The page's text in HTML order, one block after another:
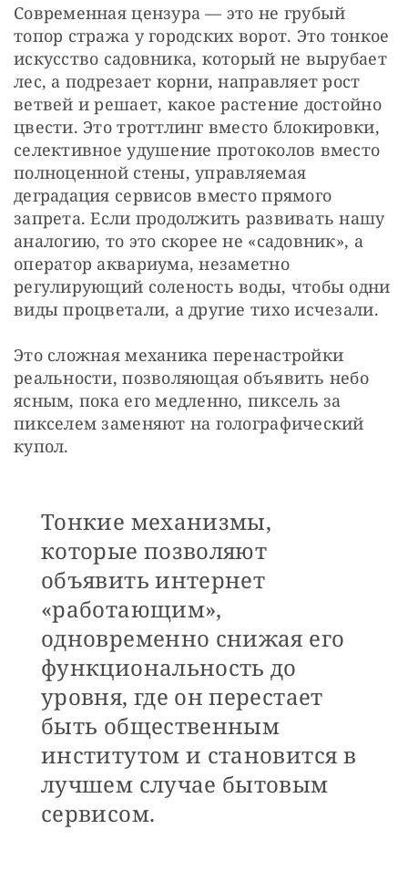
Современная цензура — это не грубый
топор стража у городских ворот. Это тонкое
искусство садовника, который не вырубает
лес, а подрезает корни, направляет рост
ветвей и решает, какое растение достойно
цвести. Это троттлинг вместо блокировки,
селективное удушение протоколов вместо
полноценной стены, управляемая
деградация сервисов вместо прямого
запрета. Если продолжить развивать нашу
аналогию, то это скорее не «садовник», а
оператор аквариума, незаметно
регулирующий соленость воды, чтобы одни
виды процветали, а другие тихо исчезали.
Это сложная механика перенастройки
реальности, позволяющая объявить небо
ясным, пока его медленно, пиксель за
пикселем заменяют на голографический
купол.
Тонкие механизмы,
которые позволяют
объявить интернет
«работающим»,
одновременно снижая его
функциональность до
уровня, где он перестает
быть общественным
институтом и становится в
лучшем случае бытовым
сервисом.